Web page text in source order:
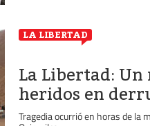
LA LIBERTAD
La Libertad:
heridos en
Tragedia ocurrió en horas de la